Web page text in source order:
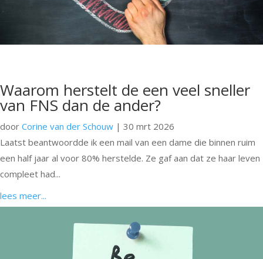
Waarom herstelt de een veel sneller
van FNS dan de ander?
door Corine van der Schouw | 30 mrt 2026
Laatst beantwoordde ik een mail van een dame die binnen ruim
een half jaar al voor 80% herstelde. Ze gaf aan dat ze haar leven
compleet had...
lees meer...